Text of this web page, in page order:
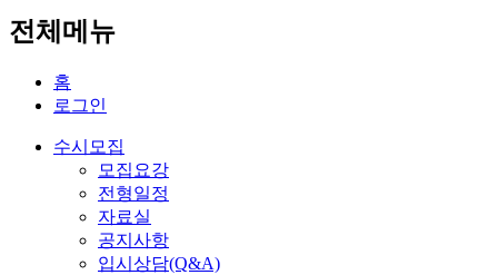
전체메뉴
홈
로그인
수시모집
모집요강
전형일정
자료실
공지사항
입시상담(Q&A)